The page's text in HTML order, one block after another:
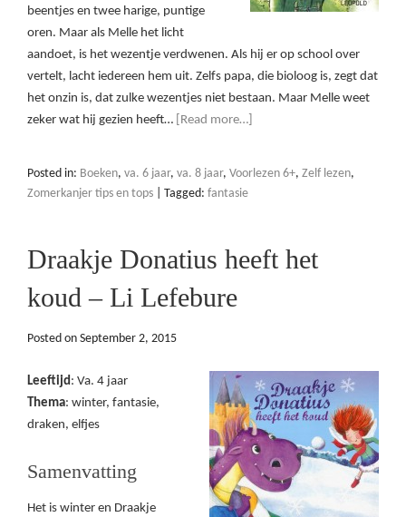
beentjes en twee harige, puntige
oren. Maar als Melle het licht
aandoet, is het wezentje verdwenen. Als hij er op school over
vertelt, lacht iedereen hem uit. Zelfs papa, die bioloog is, zegt dat
het onzin is, dat zulke wezentjes niet bestaan. Maar Melle weet
zeker wat hij gezien heeft… [Read more…]
Posted in: Boeken, va. 6 jaar, va. 8 jaar, Voorlezen 6+, Zelf lezen,
Zomerkanjer tips en tops
Tagged: fantasie
Draakje Donatius heeft het
koud – Li Lefebure
Posted on September 2, 2015
Leeftijd: Va. 4 jaar
Thema: winter, fantasie,
draken, elfjes
Samenvatting
Het is winter en Draakje